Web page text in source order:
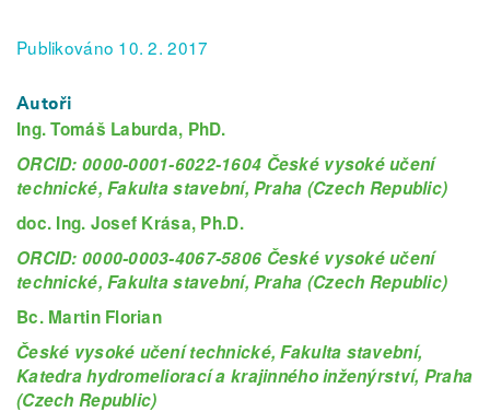
Publikováno 10. 2. 2017
Autoři
Ing. Tomáš Laburda, PhD.
ORCID: 0000-0001-6022-1604 České vysoké učení
technické, Fakulta stavební, Praha (Czech Republic)
doc. Ing. Josef Krása, Ph.D.
ORCID: 0000-0003-4067-5806 České vysoké učení
technické, Fakulta stavební, Praha (Czech Republic)
Bc. Martin Florian
České vysoké učení technické, Fakulta stavební,
Katedra hydromeliorací a krajinného inženýrství, Praha
(Czech Republic)